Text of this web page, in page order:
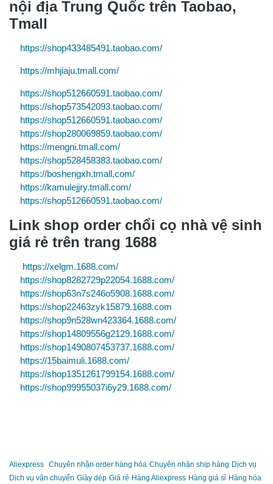
nội địa Trung Quốc trên Taobao,
Tmall
https://shop433485491.taobao.com/
https://mhjiaju.tmall.com/
https://shop512660591.taobao.com/
https://shop573542093.taobao.com/
https://shop512660591.taobao.com/
https://shop280069859.taobao.com/
https://mengni.tmall.com/
https://shop528458383.taobao.com/
https://boshengxh.tmall.com/
https://kamulejjry.tmall.com/
https://shop512660591.taobao.com/
Link shop order chổi cọ nhà vệ sinh
giá rẻ trên trang 1688
https://xelgm.1688.com/
https://shop8282729p22054.1688.com/
https://shop63n7s246o5908.1688.com/
https://shop22463zyk15879.1688.com
https://shop9n528wn423364.1688.com/
https://shop14809556g2129.1688.com/
https://shop1490807453737.1688.com/
https://15baimuli.1688.com/
https://shop1351261799154.1688.com/
https://shop99955037i6y29.1688.com/
Aliexpress Chuyên nhận order hàng hóa Chuyên nhận ship hàng Dịch vụ
Dịch vụ vận chuyển Giày dép Giá rẻ Hàng Aliexpress Hàng giá sỉ Hàng hóa